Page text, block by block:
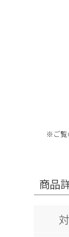
※ご覧
商品